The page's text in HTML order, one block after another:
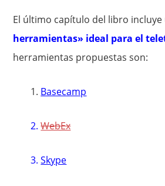
El último capítulo del libro
herramientas» ideal para el
herramientas propuestas son:
1. Basecamp
2.WebEx
3.Skype